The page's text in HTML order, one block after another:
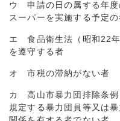
ウ 申請の日の属する年度
スーパーを実施する予定の
エ 食品衛生法（昭和22
を遵守する者
オ 市税の滞納がない者
カ 高山市暴力団排除条例
規定する暴力団員等又は